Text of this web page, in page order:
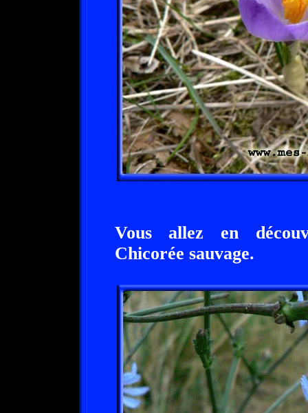
Vous allez en
Chicorée sauvage.